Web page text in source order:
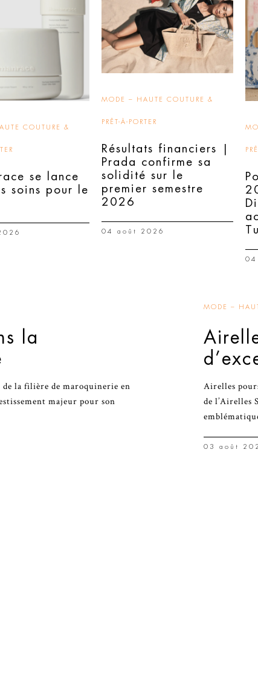
COUTURE &
se lance
soins pour le
MODE – HAUTE COUTURE &
PRÊT-À-PORTER
Résultats financiers |
Prada confirme sa
solidité sur le
premier semestre
2026
04 août 2026
04
la
la filière de maroquinerie en
majeur pour son
MODE –
Airelles
de l’Airelles
03 août